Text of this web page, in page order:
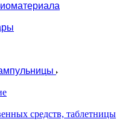
средств, таблетницы